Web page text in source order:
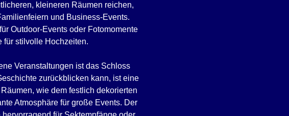
kleineren Räumen reichen,
und Business-Events.
Outdoor-Events oder Fotomomente
für stilvolle Hochzeiten.
Veranstaltungen ist das Schloss
zurückblicken kann, ist eine
wie dem festlich dekorierten
Atmosphäre für große Events. Der